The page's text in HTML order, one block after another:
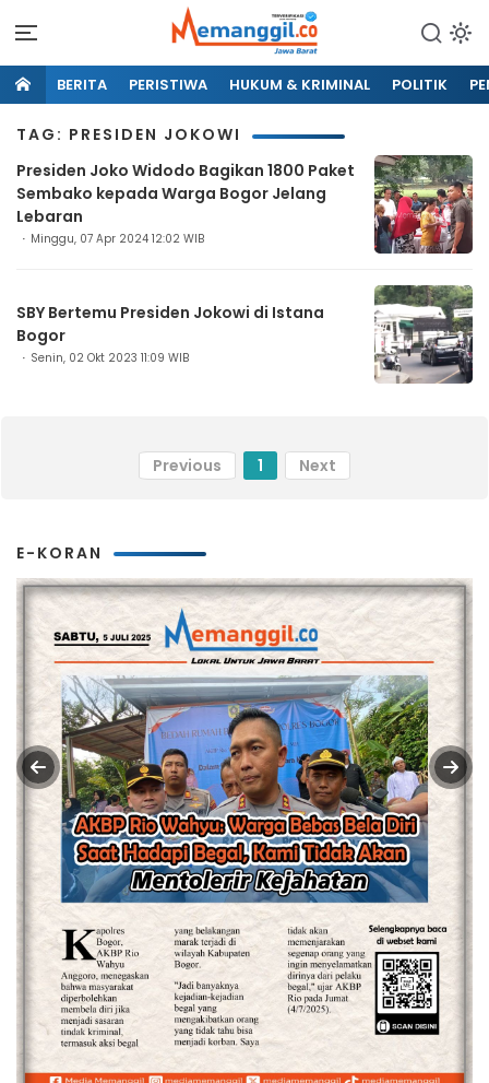
BERITA PERISTIWA HUKUM & KRIMINAL POLITIK
TAG: PRESIDEN JOKOWI
Presiden Joko Widodo Bagikan 1800 Paket
Sembako kepada Warga Bogor Jelang
Lebaran
Minggu, 07 Apr 2024 12:02 WIB
SBY Bertemu Presiden Jokowi di Istana
Bogor
Senin, 02 Okt 2023 11:09 WIB
Previous 1 Next
E-KORAN